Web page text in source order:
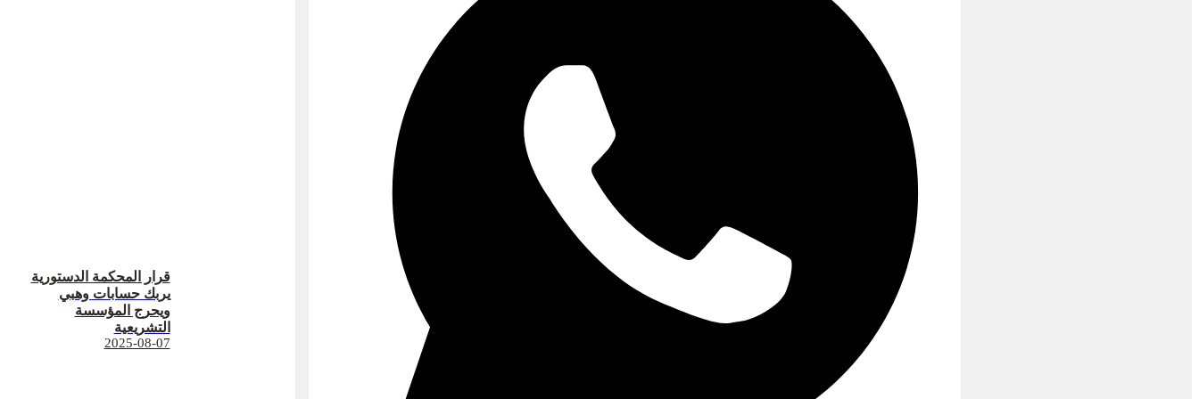
قرار المحكمة الدستورية
يربك حسابات وهبي
ويحرج المؤسسة
التشريعية
2025-08-07